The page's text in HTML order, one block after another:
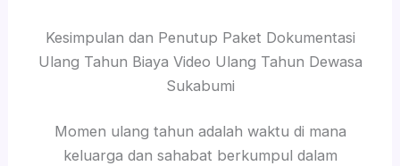
Kesimpulan dan Penutup Paket Dokumentasi
Ulang Tahun Biaya Video Ulang Tahun Dewasa
Sukabumi
Momen ulang tahun adalah waktu di mana
keluarga dan sahabat berkumpul dalam